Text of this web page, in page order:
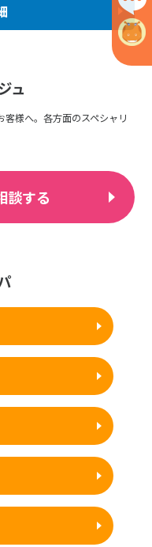
ュ
客様へ。各方面のスペシャリ
談する